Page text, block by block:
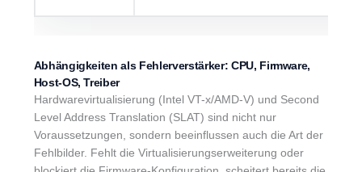
Abhängigkeiten als Fehlerverstärker: CPU, Firmware,
Host-OS, Treiber
Hardwarevirtualisierung (Intel VT-x/AMD-V) und Second
Level Address Translation (SLAT) sind nicht nur
Voraussetzungen, sondern beeinflussen auch die Art der
Fehlbilder. Fehlt die Virtualisierungserweiterung oder